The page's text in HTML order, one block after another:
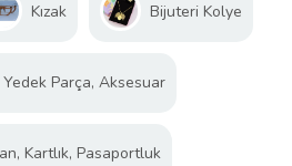
Kızak Bijuteri Kolye
Parça, Aksesuar
Kartlık, Pasaportluk